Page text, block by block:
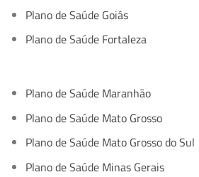
Plano de Saúde Goiás
Plano de Saúde Fortaleza
Plano de Saúde Maranhão
Plano de Saúde Mato Grosso
Plano de Saúde Mato Grosso do Sul
Plano de Saúde Minas Gerais